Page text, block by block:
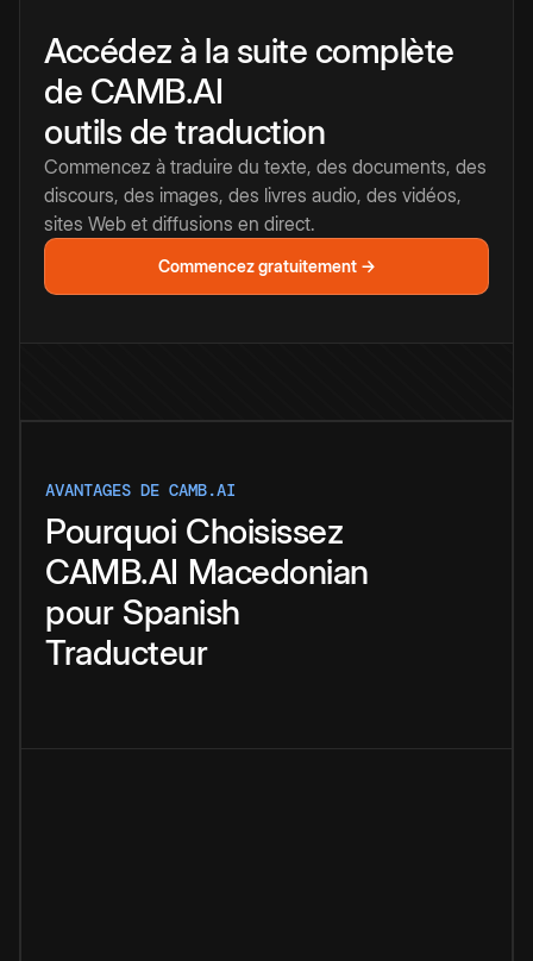
Accédez à la suite complète
de CAMB.AI
outils de traduction
Commencez à traduire du texte, des documents, des
discours, des images, des livres audio, des vidéos,
sites Web et diffusions en direct.
Commencez gratuitement →
AVANTAGES DE CAMB.AI
Pourquoi Choisissez
CAMB.AI Macedonian
pour Spanish
Traducteur